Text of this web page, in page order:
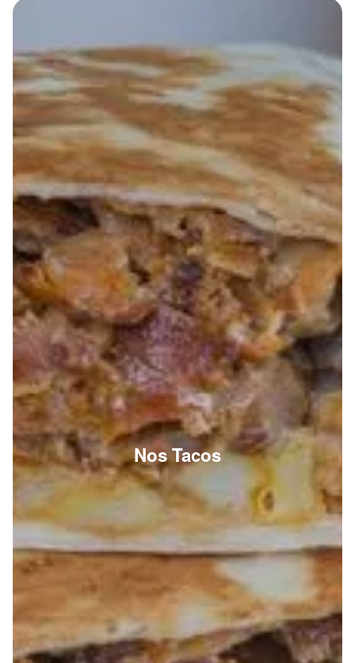
Nos Tacos